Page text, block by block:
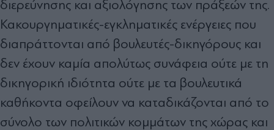
διερεύνησης και αξιολόγησης των πράξεών της.
Κακουργηματικές-εγκληματικές ενέργειες που
διαπράττονται από βουλευτές-δικηγόρους και
δεν έχουν καμία απολύτως συνάφεια ούτε με τη
δικηγορική ιδιότητα ούτε με τα βουλευτικά
καθήκοντα οφείλουν να καταδικάζονται από το
σύνολο των πολιτικών κομμάτων της χώρας και